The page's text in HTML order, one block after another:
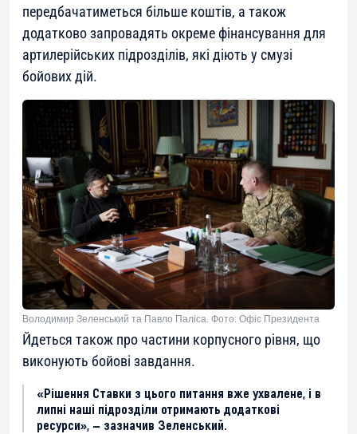
передбачатиметься більше коштів, а також
додатково запровадять окреме фінансування для
артилерійських підрозділів, які діють у смузі
бойових дій.
Володимир Зеленський та Павло Паліса. Фото: Офіс Президента
Йдеться також про частини корпусного рівня, що
виконують бойові завдання.
«Рішення Ставки з цього питання вже ухвалене, і в
липні наші підрозділи отримають додаткові
ресурси», — зазначив Зеленський.